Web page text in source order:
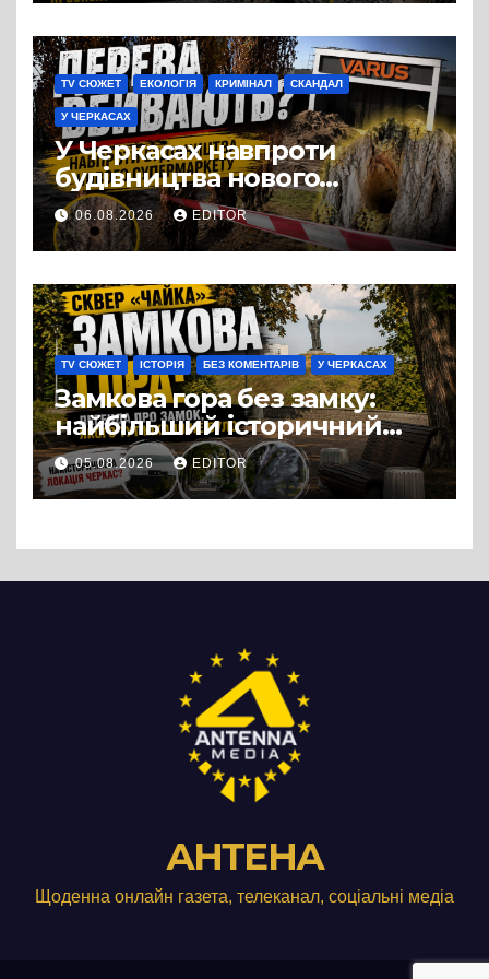
TV СЮЖЕТ ЕКОЛОГІЯ КРИМІНАЛ СКАНДАЛ
У ЧЕРКАСАХ
У Черкасах навпроти
будівництва нового
супермаркету VARUS на
проспекті Перемоги всохли
дерева. І це навряд чи
можна назвати
випадковістю
06.08.2026 EDITOR
TV СЮЖЕТ ІСТОРІЯ БЕЗ КОМЕНТАРІВ У ЧЕРКАСАХ
Замкова гора без замку:
найбільший історичний
міф Черкас
05.08.2026 EDITOR
АНТЕНА
Щоденна онлайн газета, телеканал, соціальні медіа